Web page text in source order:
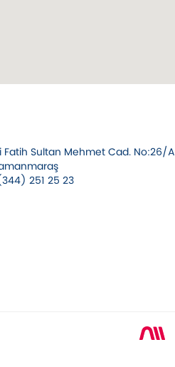
Sultan Mehmet Cad. No:26/A
251 25 23